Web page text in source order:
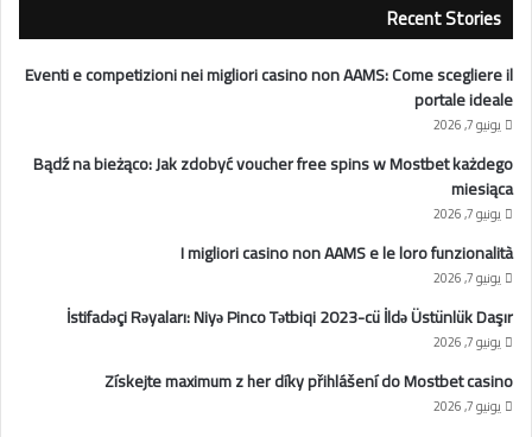
Recent Stories
Eventi e competizioni nei migliori casino non AAMS: Come scegliere il
portale ideale
يونيو 7, 2026
Bądź na bieżąco: Jak zdobyć voucher free spins w Mostbet każdego
miesiąca
يونيو 7, 2026
I migliori casino non AAMS e le loro funzionalità
يونيو 7, 2026
İstifadəçi Rəyaları: Niyə Pinco Tətbiqi 2023-cü İldə Üstünlük Daşır
يونيو 7, 2026
Získejte maximum z her díky přihlášení do Mostbet casino
يونيو 7, 2026